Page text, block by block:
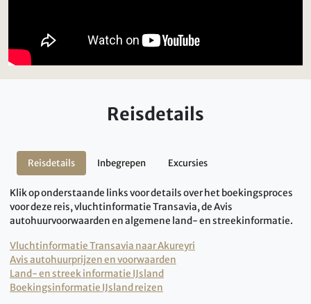
Reisdetails
Reisdetails Inbegrepen Excursies
Klik op onderstaande links voor details over het boekingsproces
voor deze reis, vluchtinformatie Transavia, de Avis
autohuurvoorwaarden en algemene land- en streekinformatie.
Vluchtinformatie Transavia naar Akureyri
Avis autohuurprijzen en voorwaarden
Land- en streek informatie IJsland
Boekingsinformatie IJsland reizen